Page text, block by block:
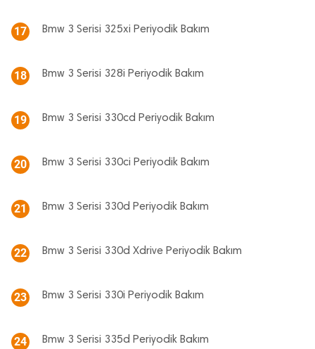
17 Bmw 3 Serisi 325xi Periyodik Bakım
18 Bmw 3 Serisi 328i Periyodik Bakım
19 Bmw 3 Serisi 330cd Periyodik Bakım
20 Bmw 3 Serisi 330ci Periyodik Bakım
21 Bmw 3 Serisi 330d Periyodik Bakım
22 Bmw 3 Serisi 330d Xdrive Periyodik Bakım
23 Bmw 3 Serisi 330i Periyodik Bakım
24 Bmw 3 Serisi 335d Periyodik Bakım